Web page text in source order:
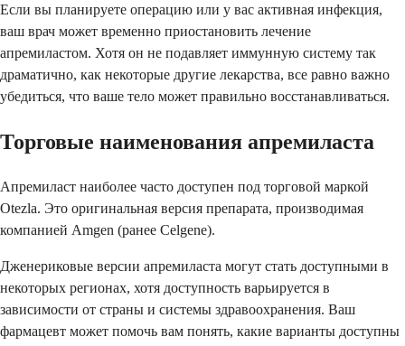
Если вы планируете операцию или у вас активная инфекция,
ваш врач может временно приостановить лечение
апремиластом. Хотя он не подавляет иммунную систему так
драматично, как некоторые другие лекарства, все равно важно
убедиться, что ваше тело может правильно восстанавливаться.
Торговые наименования апремиласта
Апремиласт наиболее часто доступен под торговой маркой
Otezla. Это оригинальная версия препарата, производимая
компанией Amgen (ранее Celgene).
Дженериковые версии апремиласта могут стать доступными в
некоторых регионах, хотя доступность варьируется в
зависимости от страны и системы здравоохранения. Ваш
фармацевт может помочь вам понять, какие варианты доступны